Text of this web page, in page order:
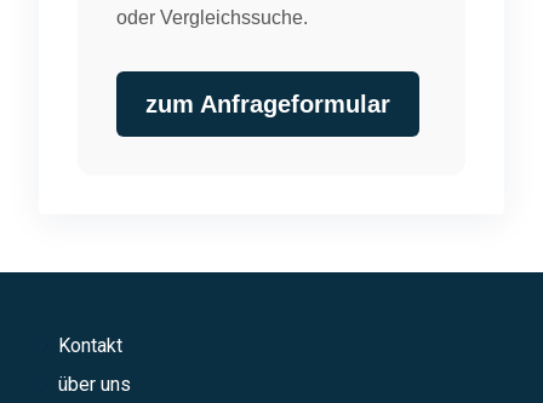
oder Vergleichssuche.
zum Anfrageformular
Kontakt
über uns